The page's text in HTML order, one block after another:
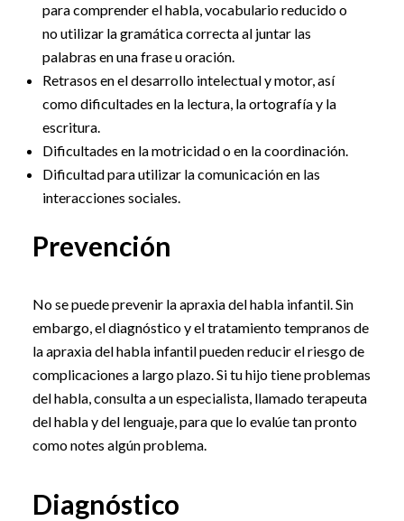
para comprender el habla, vocabulario reducido o
no utilizar la gramática correcta al juntar las
palabras en una frase u oración.
Retrasos en el desarrollo intelectual y motor, así
como dificultades en la lectura, la ortografía y la
escritura.
Dificultades en la motricidad o en la coordinación.
Dificultad para utilizar la comunicación en las
interacciones sociales.
Prevención
No se puede prevenir la apraxia del habla infantil. Sin
embargo, el diagnóstico y el tratamiento tempranos de
la apraxia del habla infantil pueden reducir el riesgo de
complicaciones a largo plazo. Si tu hijo tiene problemas
del habla, consulta a un especialista, llamado terapeuta
del habla y del lenguaje, para que lo evalúe tan pronto
como notes algún problema.
Diagnóstico